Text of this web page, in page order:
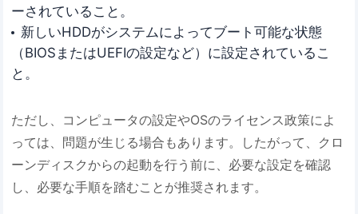
ーされていること。
新しいHDDがシステムによってブート可能な状態
（BIOSまたはUEFIの設定など）に設定されているこ
と。
ただし、コンピュータの設定やOSのライセンス政策によ
っては、問題が生じる場合もあります。したがって、クロ
ーンディスクからの起動を行う前に、必要な設定を確認
し、必要な手順を踏むことが推奨されます。